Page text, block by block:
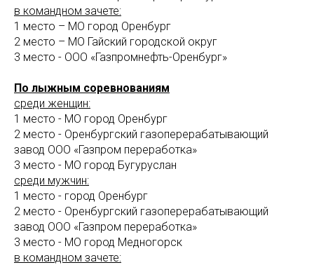
в командном зачете:
1 место – МО город Оренбург
2 место – МО Гайский городской округ
3 место - ООО «Газпромнефть-Оренбург»
По лыжным соревнованиям
среди женщин:
1 место - МО город Оренбург
2 место - Оренбургский газоперерабатывающий
завод ООО «Газпром переработка»
3 место - МО город Бугуруслан
среди мужчин:
1 место - город Оренбург
2 место - Оренбургский газоперерабатывающий
завод ООО «Газпром переработка»
3 место - МО город Медногорск
в командном зачете: